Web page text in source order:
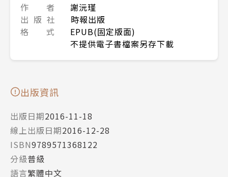
作 者
謝沅瑾
出 版 社
時報出版
格 式
EPUB(固定版面)
不提供電子書檔案另存下載
出版資訊
出版日期2016-11-18
線上出版日期2016-12-28
ISBN9789571368122
分級普級
語言繁體中文